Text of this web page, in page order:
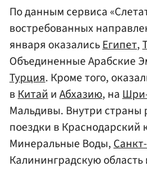
По данным сервиса
востребованных
января оказалисьЕгипет,
Объединенные Арабские
Турция. Кроме того,
вКитайиАбхазию, на
Мальдивы. Внутри страны
поездки в Краснодарский
Минеральные Воды,
Калининградскую область